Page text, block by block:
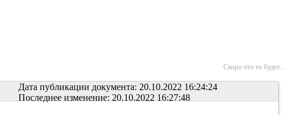
Скоро что то будет...
Дата публикации документа: 20.10.2022 16:24:24
Последнее изменение: 20.10.2022 16:27:48